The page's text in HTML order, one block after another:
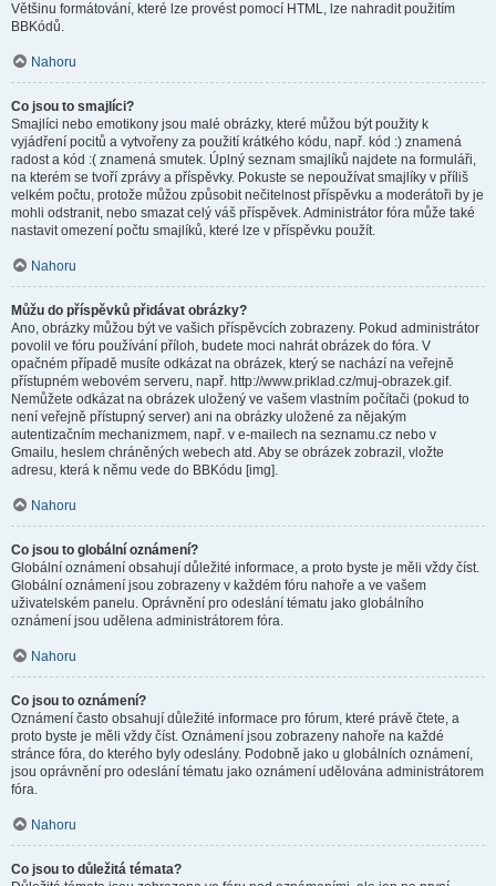
Většinu formátování, které lze provést pomocí HTML, lze nahradit použitím
BBKódů.
Nahoru
Co jsou to smajlíci?
Smajlíci nebo emotikony jsou malé obrázky, které můžou být použity k
vyjádření pocitů a vytvořeny za použití krátkého kódu, např. kód :) znamená
radost a kód :( znamená smutek. Úplný seznam smajlíků najdete na formuláři,
na kterém se tvoří zprávy a příspěvky. Pokuste se nepoužívat smajlíky v příliš
velkém počtu, protože můžou způsobit nečitelnost příspěvku a moderátoři by je
mohli odstranit, nebo smazat celý váš příspěvek. Administrátor fóra může také
nastavit omezení počtu smajlíků, které lze v příspěvku použít.
Nahoru
Můžu do příspěvků přidávat obrázky?
Ano, obrázky můžou být ve vašich příspěvcích zobrazeny. Pokud administrátor
povolil ve fóru používání příloh, budete moci nahrát obrázek do fóra. V
opačném případě musíte odkázat na obrázek, který se nachází na veřejně
přístupném webovém serveru, např. http://www.priklad.cz/muj-obrazek.gif.
Nemůžete odkázat na obrázek uložený ve vašem vlastním počítači (pokud to
není veřejně přístupný server) ani na obrázky uložené za nějakým
autentizačním mechanizmem, např. v e-mailech na seznamu.cz nebo v
Gmailu, heslem chráněných webech atd. Aby se obrázek zobrazil, vložte
adresu, která k němu vede do BBKódu [img].
Nahoru
Co jsou to globální oznámení?
Globální oznámení obsahují důležité informace, a proto byste je měli vždy číst.
Globální oznámení jsou zobrazeny v každém fóru nahoře a ve vašem
uživatelském panelu. Oprávnění pro odeslání tématu jako globálního
oznámení jsou udělena administrátorem fóra.
Nahoru
Co jsou to oznámení?
Oznámení často obsahují důležité informace pro fórum, které právě čtete, a
proto byste je měli vždy číst. Oznámení jsou zobrazeny nahoře na každé
stránce fóra, do kterého byly odeslány. Podobně jako u globálních oznámení,
jsou oprávnění pro odeslání tématu jako oznámení udělována administrátorem
fóra.
Nahoru
Co jsou to důležitá témata?